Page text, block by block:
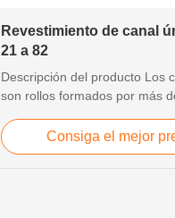
Revestimiento de canal
21 a 82
Descripción del producto Los
son rollos formados por más
características siguientes son
opciones alternativas:
Consiga el mejor